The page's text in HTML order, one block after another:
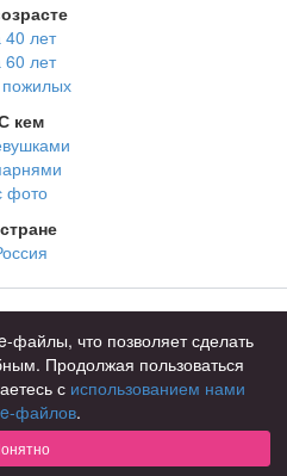
40 лет
60 лет
кем
фото
Правила
Как оплатить
Техническая поддержка
файлы, что позволяет сделать
Продолжая пользоваться
с использованием нами
файлов.